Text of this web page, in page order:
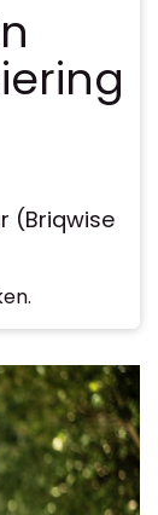
(Briqwise